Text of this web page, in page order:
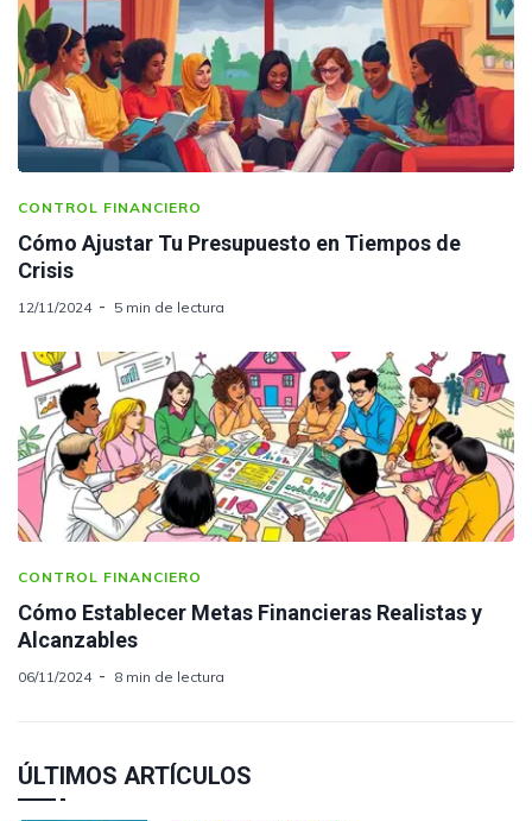
CONTROL FINANCIERO
Cómo Ajustar Tu Presupuesto en Tiempos de
Crisis
12/11/2024 5 min de lectura
CONTROL FINANCIERO
Cómo Establecer Metas Financieras Realistas y
Alcanzables
06/11/2024 8 min de lectura
ÚLTIMOS ARTÍCULOS